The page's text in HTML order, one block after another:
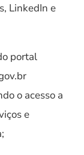
LinkedIn e
portal
o acesso a
e